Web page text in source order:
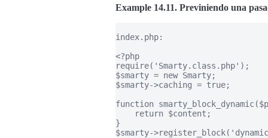
Example 14.11. Previniendo una
index.php:
<?php
require('Smarty.class.php');
$smarty = new Smarty;
$smarty->caching = true;
function
    return $content;
}
$smarty-